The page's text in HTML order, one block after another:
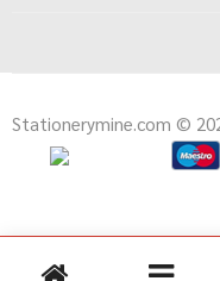
Stationerymine.com ©